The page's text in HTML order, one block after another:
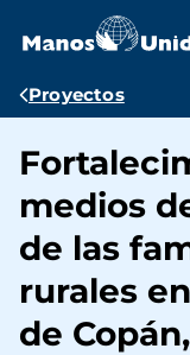
contenido
Ruta
Proyectos
medios
de las
rurales
de